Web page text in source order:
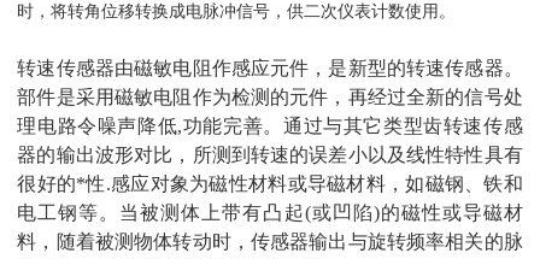
时，将转角位移转换成电脉冲信号，供二次仪表计数使用。
转速传感器由磁敏电阻作感应元件，是新型的转速传感器。
部件是采用磁敏电阻作为检测的元件，再经过全新的信号处
理电路令噪声降低,功能完善。通过与其它类型齿转速传感
器的输出波形对比，所测到转速的误差小以及线性特性具有
很好的*性.感应对象为磁性材料或导磁材料，如磁钢、铁和
电工钢等。当被测体上带有凸起(或凹陷)的磁性或导磁材
料，随着被测物体转动时，传感器输出与旋转频率相关的脉